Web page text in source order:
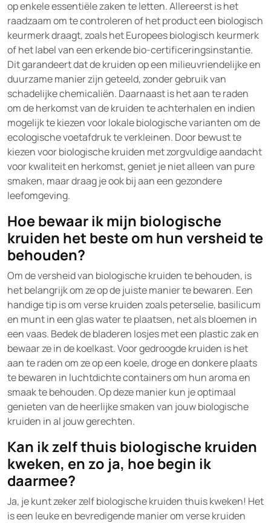
op enkele essentiële zaken te letten. Allereerst is het
raadzaam om te controleren of het product een biologisch
keurmerk draagt, zoals het Europees biologisch keurmerk
of het label van een erkende bio-certificeringsinstantie.
Dit garandeert dat de kruiden op een milieuvriendelijke en
duurzame manier zijn geteeld, zonder gebruik van
schadelijke chemicaliën. Daarnaast is het aan te raden
om de herkomst van de kruiden te achterhalen en indien
mogelijk te kiezen voor lokale biologische varianten om de
ecologische voetafdruk te verkleinen. Door bewust te
kiezen voor biologische kruiden met zorgvuldige aandacht
voor kwaliteit en herkomst, geniet je niet alleen van pure
smaken, maar draag je ook bij aan een gezondere
leefomgeving.
Hoe bewaar ik mijn biologische
kruiden het beste om hun versheid te
behouden?
Om de versheid van biologische kruiden te behouden, is
het belangrijk om ze op de juiste manier te bewaren. Een
handige tip is om verse kruiden zoals peterselie, basilicum
en munt in een glas water te plaatsen, net als bloemen in
een vaas. Bedek de bladeren losjes met een plastic zak en
bewaar ze in de koelkast. Voor gedroogde kruiden is het
aan te raden om ze op een koele, droge en donkere plaats
te bewaren in luchtdichte containers om hun aroma en
smaak te behouden. Op deze manier kun je optimaal
genieten van de heerlijke smaken van jouw biologische
kruiden in al jouw gerechten.
Kan ik zelf thuis biologische kruiden
kweken, en zo ja, hoe begin ik
daarmee?
Ja, je kunt zeker zelf biologische kruiden thuis kweken! Het
is een leuke en bevredigende manier om verse kruiden